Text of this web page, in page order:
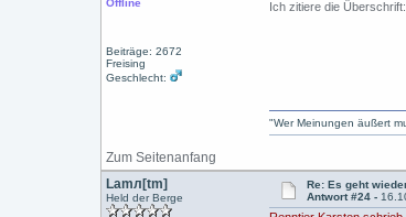
Offline
Beiträge: 2672
Freising
Geschlecht:
Ich zitiere die Überschrift:
Zum Seitenanfang
"Wer Meinungen äußert
Lamл[tm]
Held der Berge
Re: Es geht
Antwort #24 -